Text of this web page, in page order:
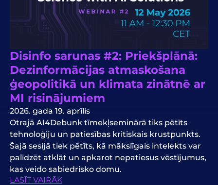
Disinfo sarunas #2: Priekšplānā:
Dezinformācijas atmaskošana
ģeopolitikā un klimata zinātnē ar
MI risinājumiem
2026. gada 19. aprīlis
Otrajā AI4Debunk tīmekļseminārā tiks pētīts
tehnoloģiju un patiesības kritiskais krustpunkts.
Šajā sesijā tiek pētīts, kā mākslīgais intelekts var
palīdzēt atklāt un apkarot nepatiesus vēstījumus,
kas veido sabiedrisko domu.
LASĪT VAIRĀK